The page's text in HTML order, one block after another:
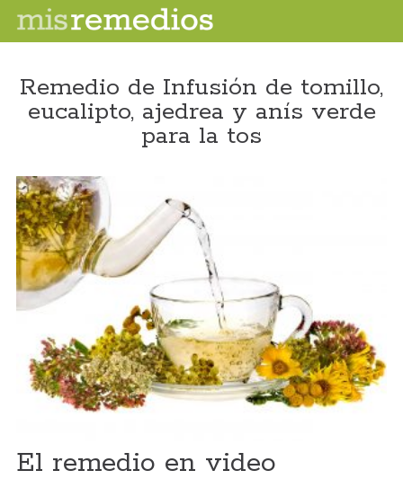
Remedio de Infusión de tomillo,
eucalipto, ajedrea y anís verde
para la tos
El remedio en video